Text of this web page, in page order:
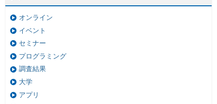
オンライン
イベント
セミナー
プログラミング
調査結果
大学
アプリ